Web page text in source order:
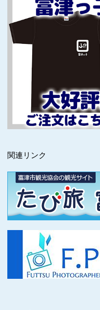
関連リンク